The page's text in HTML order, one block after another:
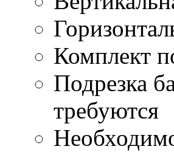
Комплект
Подрезка
требуются